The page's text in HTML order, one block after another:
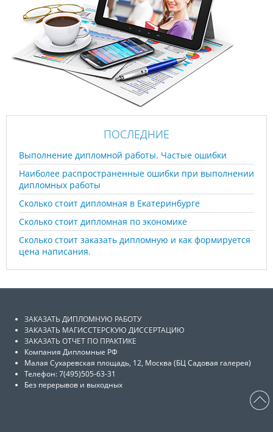
ПОСЛЕДНИЕ
Выполнение дипломной работы. Частые ошибки
Наиболее распространенные ошибки при выполнении
дипломных работы
Сколько стоит дипломная в Екатеринбурге
Сколько стоит дипломная по экономике
Сколько стоит заказать дипломную и как формируется
цена написания.
ЗАКАЗАТЬ ДИПЛОМНУЮ РАБОТУ
ЗАКАЗАТЬ МАГИССТЕРСКУЮ ДИССЕРТАЦИЮ
ЗАКАЗАТЬ ОТЧЕТ ПО ПРАКТИКЕ
Компания Дипломные РФ
Малая Сухаревская площадь, 12, Москва (БЦ Садовая галерея)
Телефон: 7(495)505-63-31
Без перерывов и выходных